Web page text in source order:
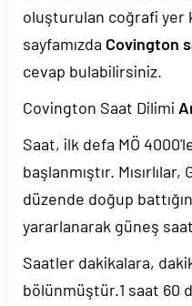
oluşturulan coğrafi yer
sayfamızda Covington
cevap bulabilirsiniz.
Covington Saat Dilimi
Saat, ilk defa MÖ
başlanmıştır.
düzende doğup
yararlanarak güneş
Saatler dakikalara,
bölünmüştür.1 saat 60